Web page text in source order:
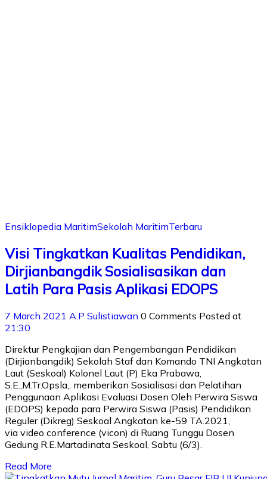
Ensiklopedia MaritimSekolah MaritimTerbaru
Visi Tingkatkan Kualitas Pendidikan,
Dirjianbangdik Sosialisasikan dan
Latih Para Pasis Aplikasi EDOPS
7 March 2021 A.P Sulistiawan 0 Comments Posted at
21:30
Direktur Pengkajian dan Pengembangan Pendidikan
(Dirjianbangdik) Sekolah Staf dan Komando TNI Angkatan
Laut (Seskoal) Kolonel Laut (P) Eka Prabawa,
S.E.,M.Tr.Opsla,. memberikan Sosialisasi dan Pelatihan
Penggunaan Aplikasi Evaluasi Dosen Oleh Perwira Siswa
(EDOPS) kepada para Perwira Siswa (Pasis) Pendidikan
Reguler (Dikreg) Seskoal Angkatan ke-59 TA.2021,
via video conference (vicon) di Ruang Tunggu Dosen
Gedung R.E.Martadinata Seskoal, Sabtu (6/3).
Read More